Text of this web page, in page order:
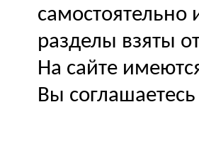
самостоятельно
разделы взяты
На сайте
Вы